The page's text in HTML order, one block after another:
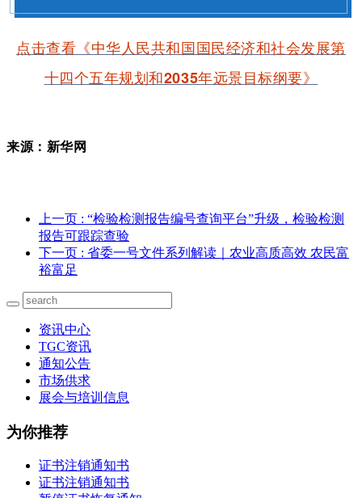
点击查看《中华人民共和国国民经济和社会发展第
十四个五年规划和2035年远景目标纲要》
来源：新华网
上一页 : “检验检测报告编号查询平台”升级，检验检测
报告可跟踪查验
下一页 : 省委一号文件系列解读｜农业高质高效 农民富
裕富足
资讯中心
TGC资讯
通知公告
市场供求
展会与培训信息
为你推荐
证书注销通知书
证书注销通知书